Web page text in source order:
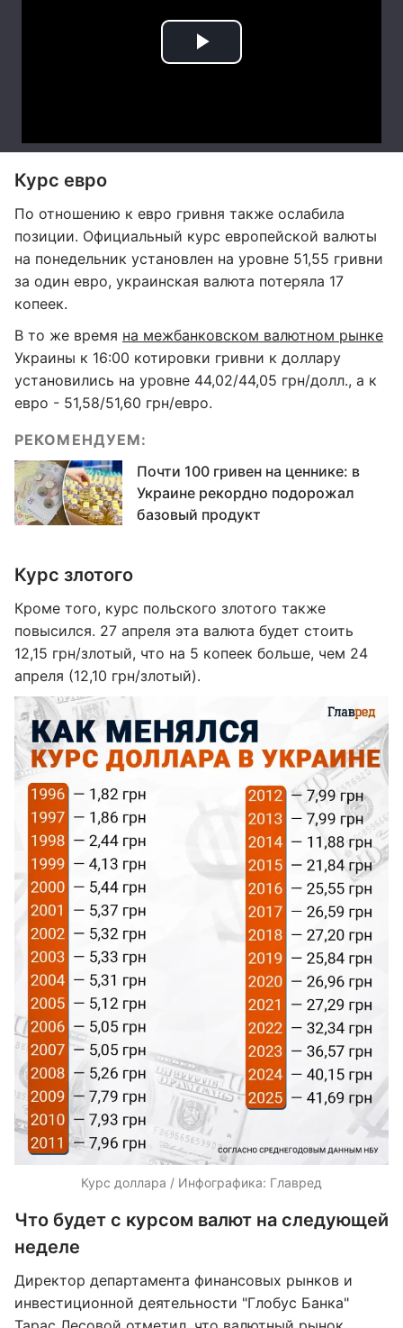
Курс евро
По отношению к евро гривня также ослабила
позиции. Официальный курс европейской валюты
на понедельник установлен на уровне 51,55 гривни
за один евро, украинская валюта потеряла 17
копеек.
В то же время на межбанковском валютном рынке
Украины к 16:00 котировки гривни к доллару
установились на уровне 44,02/44,05 грн/долл., а к
евро - 51,58/51,60 грн/евро.
РЕКОМЕНДУЕМ:
Почти 100 гривен на ценнике: в
Украине рекордно подорожал
базовый продукт
Курс злотого
Кроме того, курс польского злотого также
повысился. 27 апреля эта валюта будет стоить
12,15 грн/злотый, что на 5 копеек больше, чем 24
апреля (12,10 грн/злотый).
Курс доллара / Инфографика: Главред
Что будет с курсом валют на следующей
неделе
Директор департамента финансовых рынков и
инвестиционной деятельности "Глобус Банка"